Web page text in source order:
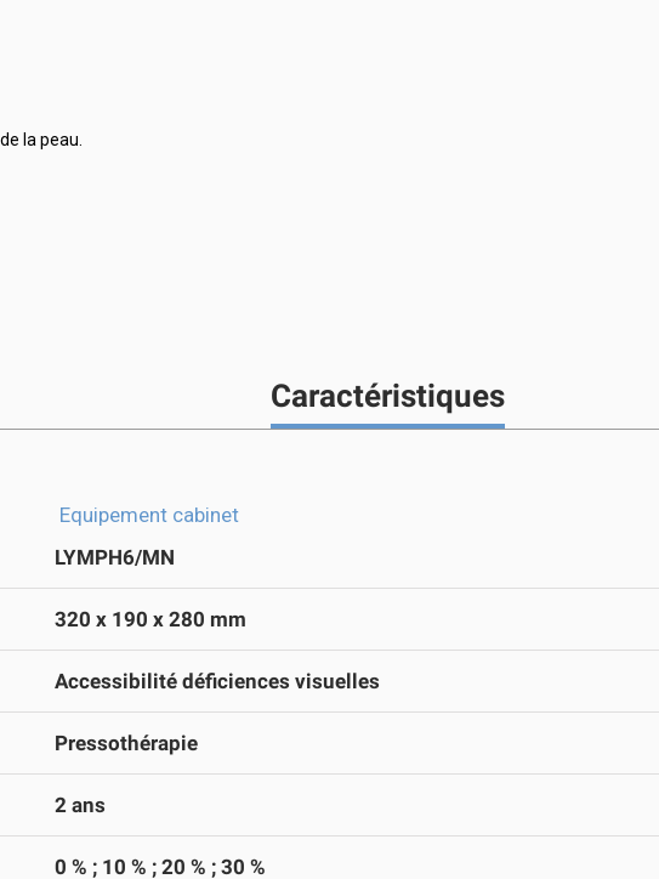
la peau.
Caractéristiques
Equipement cabinet
LYMPH6/MN
320 x 190 x 280 mm
Accessibilité déficiences visuelles
Pressothérapie
2 ans
0 % ; 10 % ; 20 % ; 30 %